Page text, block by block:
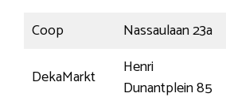
Coop
Nassaulaan 23a
DekaMarkt
Henri
Dunantplein 85